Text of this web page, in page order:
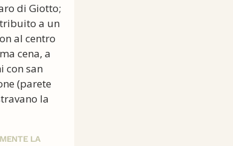
di Giotto;
a un
al centro
cena, a
con san
(parete
la
LA